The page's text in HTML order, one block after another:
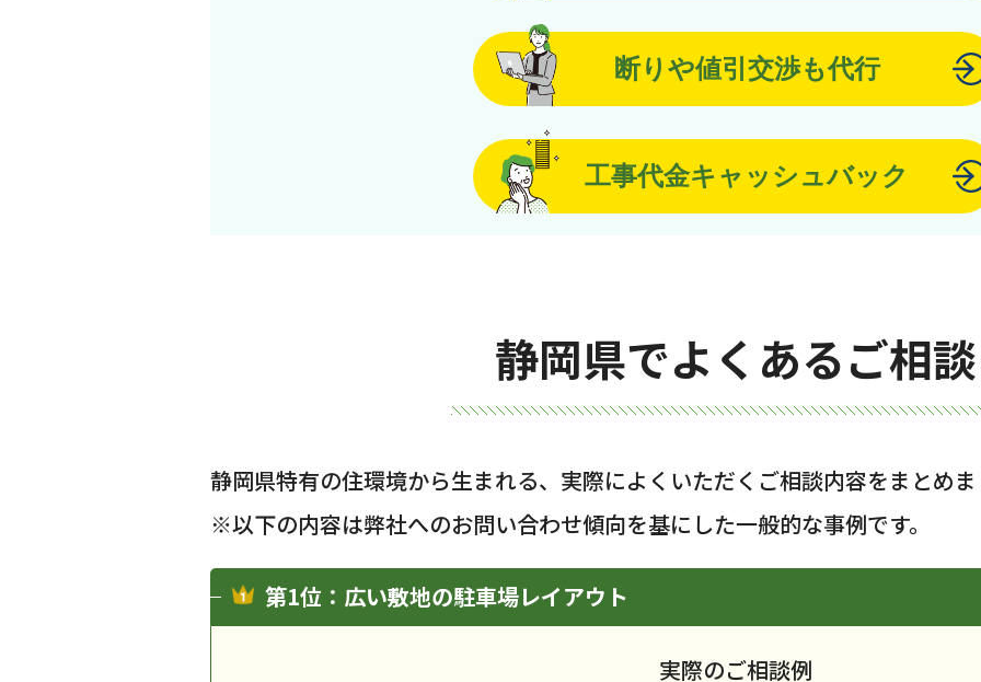
断りや値引交渉も代行
工事代金キャッシュバック
静岡県でよくあるご相談
静岡県特有の住環境から生まれる、実際によくいただくご相談内容をまとめ
※以下の内容は弊社へのお問い合わせ傾向を基にした一般的な事例です。
第1位：広い敷地の駐車場レイアウト
実際のご相談例